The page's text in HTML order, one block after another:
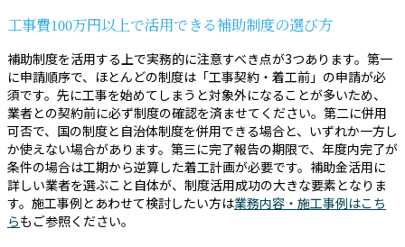
工事費100万円以上で活用できる補助制度の選び方
補助制度を活用する上で実務的に注意すべき点が3つあります。第一
に申請順序で、ほとんどの制度は「工事契約・着工前」の申請が必
須です。先に工事を始めてしまうと対象外になることが多いため、
業者との契約前に必ず制度の確認を済ませてください。第二に併用
可否で、国の制度と自治体制度を併用できる場合と、いずれか一方し
か使えない場合があります。第三に完了報告の期限で、年度内完了が
条件の場合は工期から逆算した着工計画が必要です。補助金活用に
詳しい業者を選ぶこと自体が、制度活用成功の大きな要素となりま
す。施工事例とあわせて検討したい方は業務内容・施工事例はこち
らもご参照ください。